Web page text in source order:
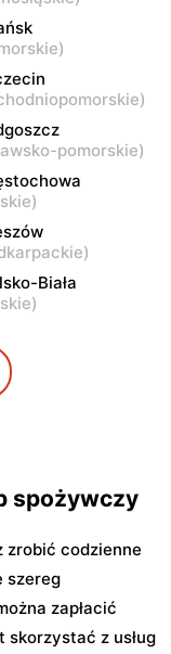
ul. Pustola 23
ul. Ludwika
12
ul. Jana
39
ul. Samarytanka
)
)
pomorskie)
)
)
Biała
)
spożywczy
zrobić codzienne
szereg
zapłacić
skorzystać z usług